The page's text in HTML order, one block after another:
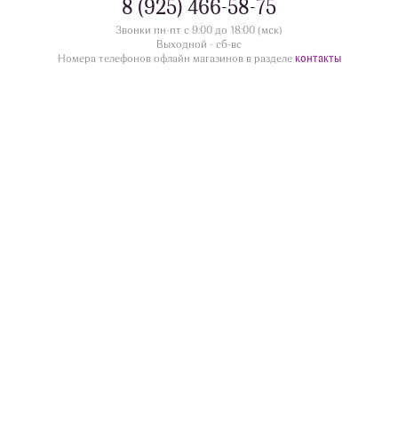
8 (925) 466-58-75
Звонки пн-пт с 9:00 до 18:00 (мск)
Выходной - сб-вс
Номера телефонов офлайн магазинов в разделе контакты